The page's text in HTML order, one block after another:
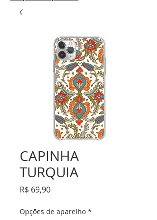
CAPINHA
TURQUIA
R$ 69,90Preço
Opções de aparelho *